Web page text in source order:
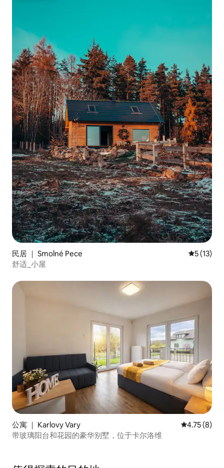
民居 ｜ Smolné Pece 平均评分
5 (13)
舒适_小屋
公寓 ｜ Karlovy Vary 平均评分
4.75 (8)
带玻璃阳台和花园的豪华别墅，位于卡尔洛维